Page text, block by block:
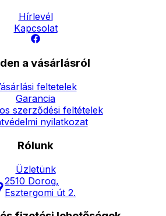
Hírlevél
Kapcsolat
a vásárlásról
feltetelek
Garancia
szerződési feltételek
nyilatkozat
Rólunk
Üzletünk
2510 Dorog,
Esztergomi út 2.